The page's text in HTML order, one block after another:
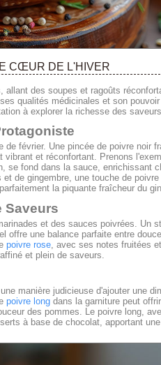
CŒUR DE L'HIVER
allant des soupes et ragoûts
qualités médicinales et son
à explorer la richesse des saveurs.
février. Une pincée de poivre noir
et réconfortant. Prenons
se fond dans la sauce, enrichissant
de gingembre, une touche de poivre
la piquante fraîcheur du
Saveurs
et des sauces poivrées. Un
offre une balance parfaite entre
poivre rose , avec ses notes fruitées
et plein de saveurs.
manière judicieuse d'ajouter une
poivre long dans la garniture peut
des pommes. Le poivre long,
à base de chocolat, apportant